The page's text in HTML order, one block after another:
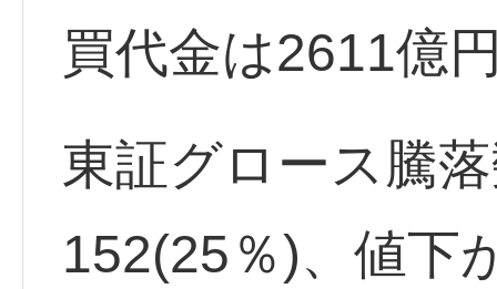
買代金は2611億
東証グロース騰
152(25％)、値下